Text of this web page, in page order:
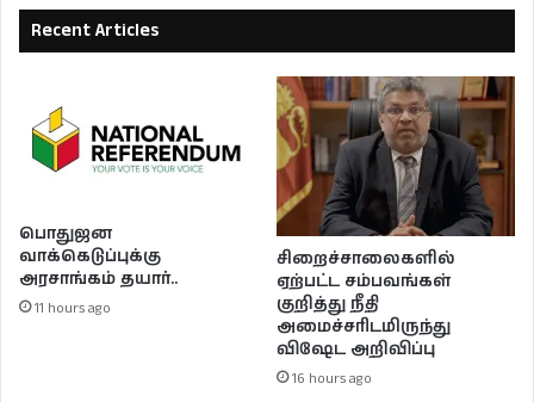
Recent Articles
பொதுஜன
வாக்கெடுப்புக்கு
அரசாங்கம் தயார்..
11 hours ago
சிறைச்சாலைகளில்
ஏற்பட்ட சம்பவங்கள்
குறித்து நீதி
அமைச்சரிடமிருந்து
விஷேட அறிவிப்பு
16 hours ago